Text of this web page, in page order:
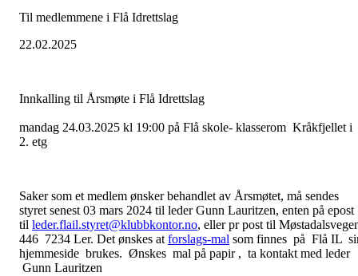
Til medlemmene i Flå Idrettslag
22.02.2025
Innkalling til Årsmøte i Flå Idrettslag
mandag 24.03.2025 kl 19:00 på Flå skole- klasserom Kråkfjellet i
2. etg
Saker som et medlem ønsker behandlet av Årsmøtet, må sendes
styret senest 03 mars 2024 til leder Gunn Lauritzen, enten på epost
til leder.flail.styret@klubbkontor.no, eller pr post til
446 7234 Ler. Det ønskes at forslags-mal som finnes på Flå IL
hjemmeside brukes. Ønskes mal på papir , ta kontakt med leder
Gunn Lauritzen